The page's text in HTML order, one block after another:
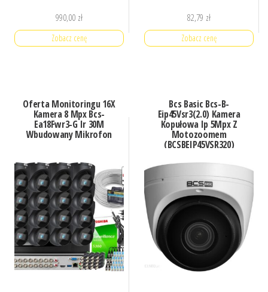
990,00 zł
Zobacz cenę
82,79 zł
Zobacz cenę
Oferta Monitoringu 16X
Kamera 8 Mpx Bcs-
Ea18Fwr3-G Ir 30M
Wbudowany Mikrofon
Bcs Basic Bcs-B-
Eip45Vsr3(2.0) Kamera
Kopułowa Ip 5Mpx Z
Motozoomem
(BCSBEIP45VSR320)